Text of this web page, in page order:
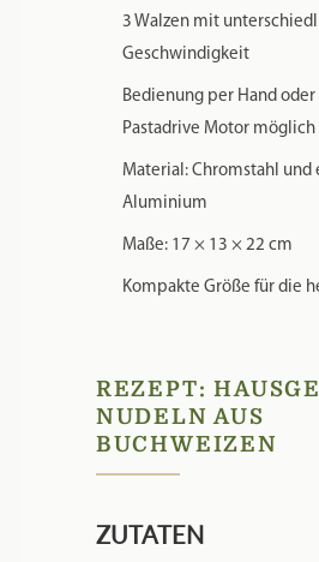
3 Walzen mit
Geschwindigkeit
Bedienung per Hand
Pastadrive Motor möglich
Material: Chromstahl und
Aluminium
Maße: 17 × 13 × 22 cm
Kompakte Größe für die
REZEPT:
NUDELN AUS
BUCHWEIZEN
ZUTATEN